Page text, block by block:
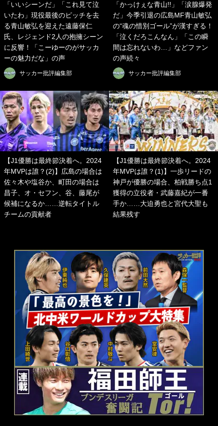
「いいシーンだ」「これ見て泣
いたわ」現役最後のピッチを去
る青山敏弘を迎えた遠藤保仁
氏、レジェンド2人の抱擁シーン
に反響！「こーゆーのがサッカ
ーの魅力だな」の声
サッカー批評編集部
「かっけぇな青山!!」「涙腺爆発
だ」今季引退の広島MF青山敏弘
の“魂の惜別ゴール”が漢すぎる！
「泣くだろこんなん」「この瞬
間は忘れないわ…」などファン
の声続々
サッカー批評編集部
【J1優勝は最終節決着へ。2024
年MVPは誰？(2)】広島の場合は
佐々木や塩谷か、町田の場合は
昌子、オ・セフン、谷、藤尾が
候補になるか……逆転タイトル
チームの貢献者
【J1優勝は最終節決着へ。2024
年MVPは誰？(1)】一歩リードの
神戸が優勝の場合、柏戦勝ち点1
獲得の立役者・武藤嘉紀が一番
手か……大迫勇也と宮代大聖も
結果残す